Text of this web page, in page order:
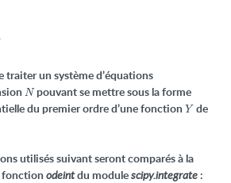
traiter un système d’équations
N
Npouvant se mettre sous la forme
du premier ordre d’une fonction Y
Yde
utilisés suivant seront comparés à la
fonction odeintdu modulescipy.integrate :